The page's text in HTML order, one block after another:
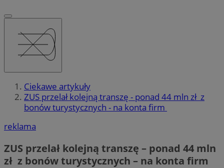
Ciekawe artykuły
ZUS przelał kolejną transzę - ponad 44 mln zł z
bonów turystycznych - na konta firm
reklama
ZUS przelał kolejną transzę – ponad 44 mln
zł z bonów turystycznych – na konta firm